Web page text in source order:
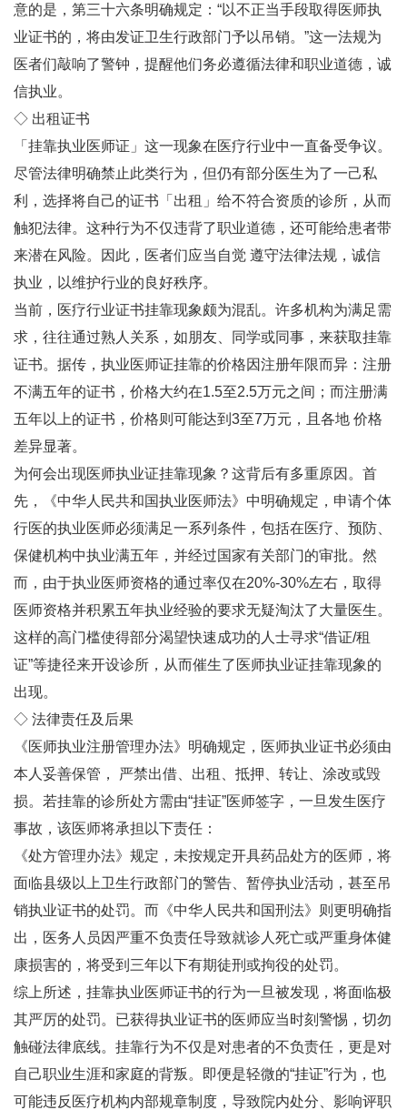
意的是，第三十六条明确规定：“以不正当手段取得医师执
业证书的，将由发证卫生行政部门予以吊销。”这一法规为
医者们敲响了警钟，提醒他们务必遵循法律和职业道德，诚
信执业。
◇ 出租证书
「挂靠执业医师证」这一现象在医疗行业中一直备受争议。
尽管法律明确禁止此类行为，但仍有部分医生为了一己私
利，选择将自己的证书「出租」给不符合资质的诊所，从而
触犯法律。这种行为不仅违背了职业道德，还可能给患者带
来潜在风险。因此，医者们应当自觉 遵守法律法规，诚信
执业，以维护行业的良好秩序。
当前，医疗行业证书挂靠现象颇为混乱。许多机构为满足需
求，往往通过熟人关系，如朋友、同学或同事，来获取挂靠
证书。据传，执业医师证挂靠的价格因注册年限而异：注册
不满五年的证书，价格大约在1.5至2.5万元之间；而注册满
五年以上的证书，价格则可能达到3至7万元，且各地 价格
差异显著。
为何会出现医师执业证挂靠现象？这背后有多重原因。首
先，《中华人民共和国执业医师法》中明确规定，申请个体
行医的执业医师必须满足一系列条件，包括在医疗、预防、
保健机构中执业满五年，并经过国家有关部门的审批。然
而，由于执业医师资格的通过率仅在20%-30%左右，取得
医师资格并积累五年执业经验的要求无疑淘汰了大量医生。
这样的高门槛使得部分渴望快速成功的人士寻求“借证/租
证”等捷径来开设诊所，从而催生了医师执业证挂靠现象的
出现。
◇ 法律责任及后果
《医师执业注册管理办法》明确规定，医师执业证书必须由
本人妥善保管， 严禁出借、出租、抵押、转让、涂改或毁
损。若挂靠的诊所处方需由“挂证”医师签字，一旦发生医疗
事故，该医师将承担以下责任：
《处方管理办法》规定，未按规定开具药品处方的医师，将
面临县级以上卫生行政部门的警告、暂停执业活动，甚至吊
销执业证书的处罚。而《中华人民共和国刑法》则更明确指
出，医务人员因严重不负责任导致就诊人死亡或严重身体健
康损害的，将受到三年以下有期徒刑或拘役的处罚。
综上所述，挂靠执业医师证书的行为一旦被发现，将面临极
其严厉的处罚。已获得执业证书的医师应当时刻警惕，切勿
触碰法律底线。挂靠行为不仅是对患者的不负责任，更是对
自己职业生涯和家庭的背叛。即便是轻微的“挂证”行为，也
可能违反医疗机构内部规章制度，导致院内处分、影响评职